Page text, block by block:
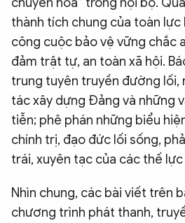
thành tích chung của toàn lực
công cuộc bảo vệ vững chắc
đảm trật tự, an toàn xã hội.
trung tuyên truyền đường lối,
tác xây dựng Đảng và những
tiễn; phê phán những biểu
chính trị, đạo đức lối sống,
trái, xuyên tạc của các thế
Nhìn chung, các bài viết trên
chương trình phát thanh,